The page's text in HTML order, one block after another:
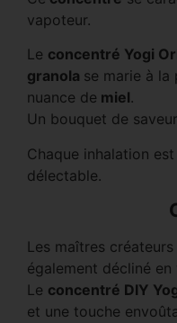
vapoteur.
Le concentré Yogi
granola se marie à
nuance de miel.
Un bouquet de
Chaque inhalation
délectable.
Les maîtres créateurs
également décliné en
Le concentré DIY
et une touche